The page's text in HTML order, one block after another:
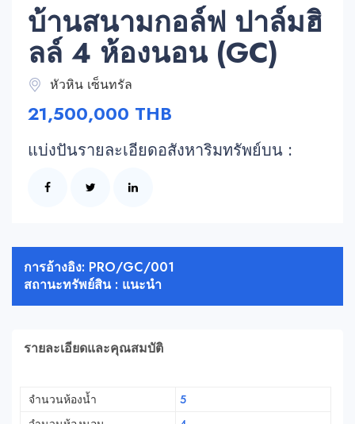
บ้านสนามกอล์ฟ ปาล์มฮิ
ลล์ 4 ห้องนอน (GC)
หัวหิน เซ็นทรัล
21,500,000 THB
แบ่งปันรายละเอียดอสังหาริมทรัพย์บน :
การอ้างอิง: PRO/GC/001
สถานะทรัพย์สิน : แนะนำ
รายละเอียดและคุณสมบัติ
จำนวนห้องน้ำ
5